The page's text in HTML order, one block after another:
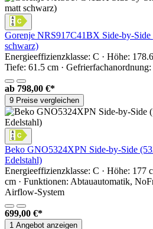
Gorenje NRS917C41BX Side-by-
schwarz)
Energieeffizienzklasse: C · Höhe:
Tiefe: 61.5 cm ·
ab 798,00 €*
9 Preise vergleichen
Beko GNO5324XPN Side-by-Side
Edelstahl)
Energieeffizienzklasse: C · Höhe: 177
cm · Funktionen: Abtauautomatik,
Airflow-System
699,00 €*
1 Angebot anzeigen